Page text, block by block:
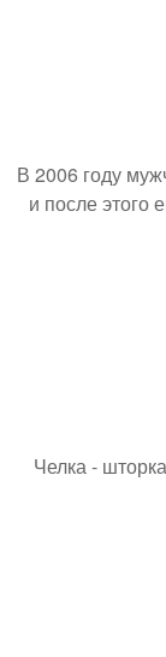
В 2006 году
и после этого
Челка -